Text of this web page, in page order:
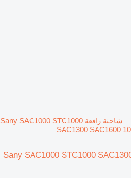
شاحنة رافعة Sany SAC1000 STC1000
SAC1300 SAC1600
Sany SAC1000 STC1000